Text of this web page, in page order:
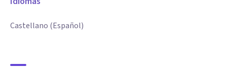
Castellano (Español)